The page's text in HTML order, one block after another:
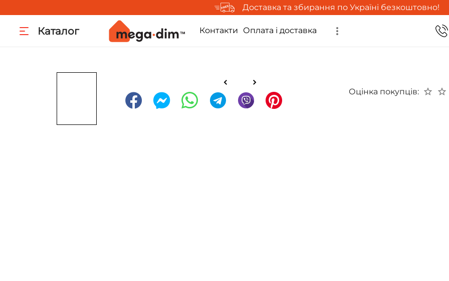
Доставка та збирання по Україні безкоштовно!
Каталог Контакти Оплата і доставка
Оцінка покупців: